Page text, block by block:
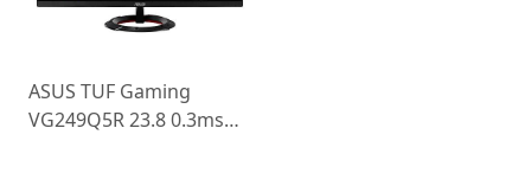
ASUS TUF Gaming
VG249Q5R 23.8 0.3ms